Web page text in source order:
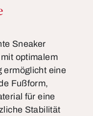
Sneaker
optimalem
ermöglicht eine
Fußform,
für eine
Stabilität